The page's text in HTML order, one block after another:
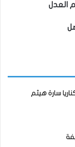
العدل
سارة هيثم